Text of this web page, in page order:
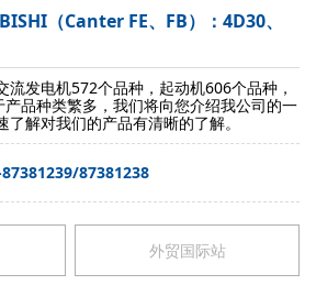
（Canter FE、FB）：4D30、
流发电机572个品种，起动机606个品种，
品种类繁多，我们将向您介绍我公司的一
解对我们的产品有清晰的了解。
87381238
外贸国际站